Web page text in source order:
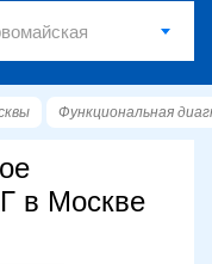
Функциональная
в Москве